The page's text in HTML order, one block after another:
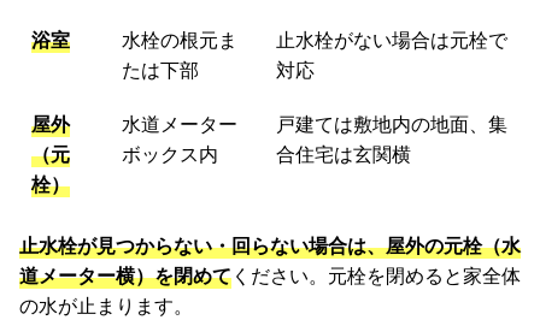
浴室
水栓の根元ま
たは下部
止水栓がない場合は元栓で
対応
屋外
（元
栓）
水道メーター
ボックス内
戸建ては敷地内の地面、集
合住宅は玄関横
止水栓が見つからない・回らない場合は、屋外の元栓（水
道メーター横）を閉めてください。元栓を閉めると家全体
の水が止まります。